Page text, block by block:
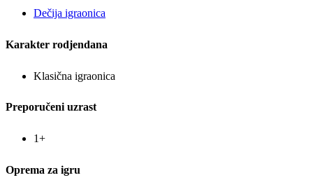
Dečija igraonica
Karakter rodjendana
Klasična igraonica
Preporučeni uzrast
1+
Oprema za igru